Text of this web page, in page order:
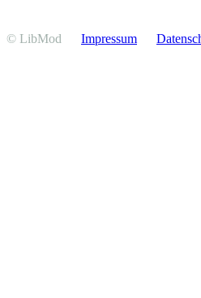
© LibMod Impressum